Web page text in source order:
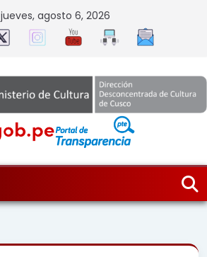
jueves, agosto 6, 2026